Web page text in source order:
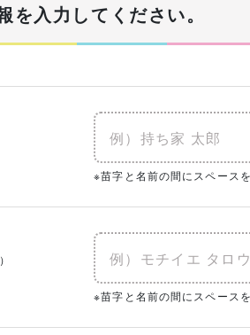
を入力してください。
※苗字と名前の間にスペース
※苗字と名前の間にスペース